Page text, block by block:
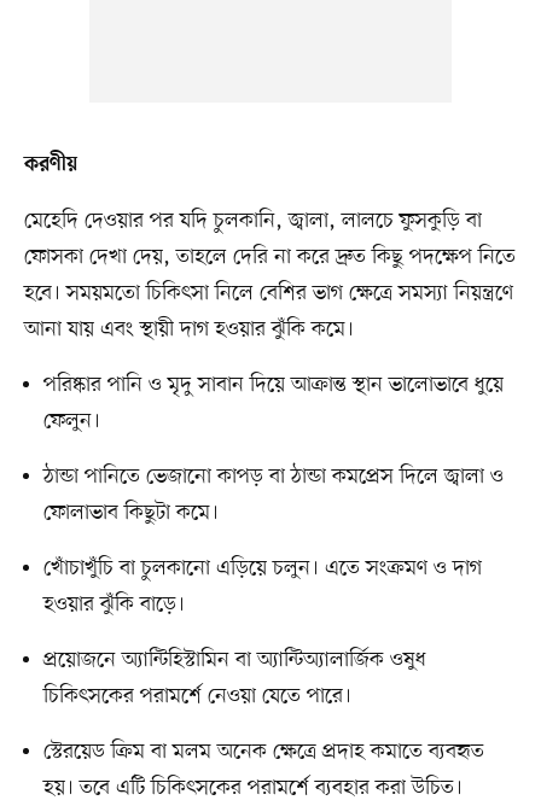
করণীয়
মেহেদি দেওয়ার পর যদি চুলকানি, জ্বালা, লালচে ফুসকুড়ি বা
ফোসকা দেখা দেয়, তাহলে দেরি না করে দ্রুত কিছু পদক্ষেপ নিতে
হবে। সময়মতো চিকিৎসা নিলে বেশির ভাগ ক্ষেত্রে সমস্যা নিয়ন্ত্রণে
আনা যায় এবং স্থায়ী দাগ হওয়ার ঝুঁকি কমে।
পরিষ্কার পানি ও মৃদু সাবান দিয়ে আক্রান্ত স্থান ভালোভাবে ধুয়ে
ফেলুন।
ঠান্ডা পানিতে ভেজানো কাপড় বা ঠান্ডা কমপ্রেস দিলে জ্বালা ও
ফোলাভাব কিছুটা কমে।
খোঁচাখুঁচি বা চুলকানো এড়িয়ে চলুন। এতে সংক্রমণ ও দাগ
হওয়ার ঝুঁকি বাড়ে।
প্রয়োজনে অ্যান্টিহিস্টামিন বা অ্যান্টিঅ্যালার্জিক ওষুধ
চিকিৎসকের পরামর্শে নেওয়া যেতে পারে।
স্টেরয়েড ক্রিম বা মলম অনেক ক্ষেত্রে প্রদাহ কমাতে ব্যবহৃত
হয়। তবে এটি চিকিৎসকের পরামর্শে ব্যবহার করা উচিত।